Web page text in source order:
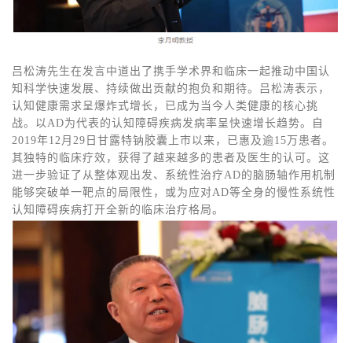
吕松涛先生在发言中道出了携手学术界和临床一起推动中国认
知科学快速发展、持续做出贡献的抱负和期待。吕松涛表示，
认知健康需求呈爆炸式增长，已成为当今人类健康的核心挑
战。以AD为代表的认知障碍疾病发病率呈快速增长趋势。自
2019年12月29日甘露特钠胶囊上市以来，已惠及逾15万患者。
其独特的临床疗效，获得了越来越多的患者及医生的认可。这
进一步验证了从整体观出发、系统性治疗AD的脑肠轴作用机制
能够突破单一靶点的局限性，或为应对AD等全身的慢性系统性
认知障碍疾病打开全新的临床治疗格局。